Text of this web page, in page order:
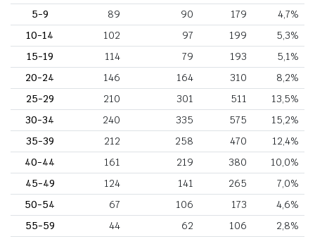
5-9
89 90 179
4,7%
10-14
102 97 199
5,3%
15-19
114 79 193
5,1%
20-24
146 164 310
8,2%
25-29
210 301 511
13,5%
30-34
240 335 575
15,2%
35-39
212 258 470
12,4%
40-44
161 219 380
10,0%
45-49
124 141 265
7,0%
50-54
67 106 173
4,6%
55-59
44 62 106
2,8%